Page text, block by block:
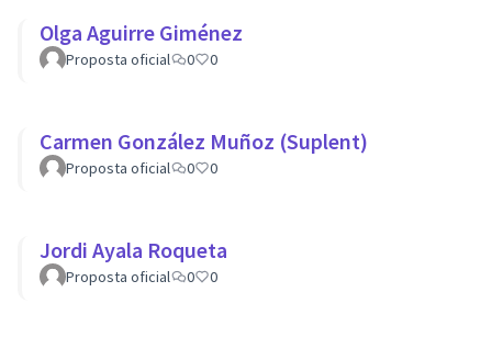
Olga Aguirre Giménez
Proposta oficial 0 0
Carmen González Muñoz (Suplent)
Proposta oficial 0 0
Jordi Ayala Roqueta
Proposta oficial 0 0